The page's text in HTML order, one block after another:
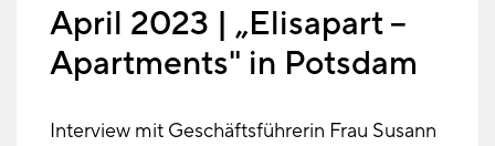
April 2023 | „Elisapart –
Apartments" in Potsdam
Interview mit Geschäftsführerin Frau Susann